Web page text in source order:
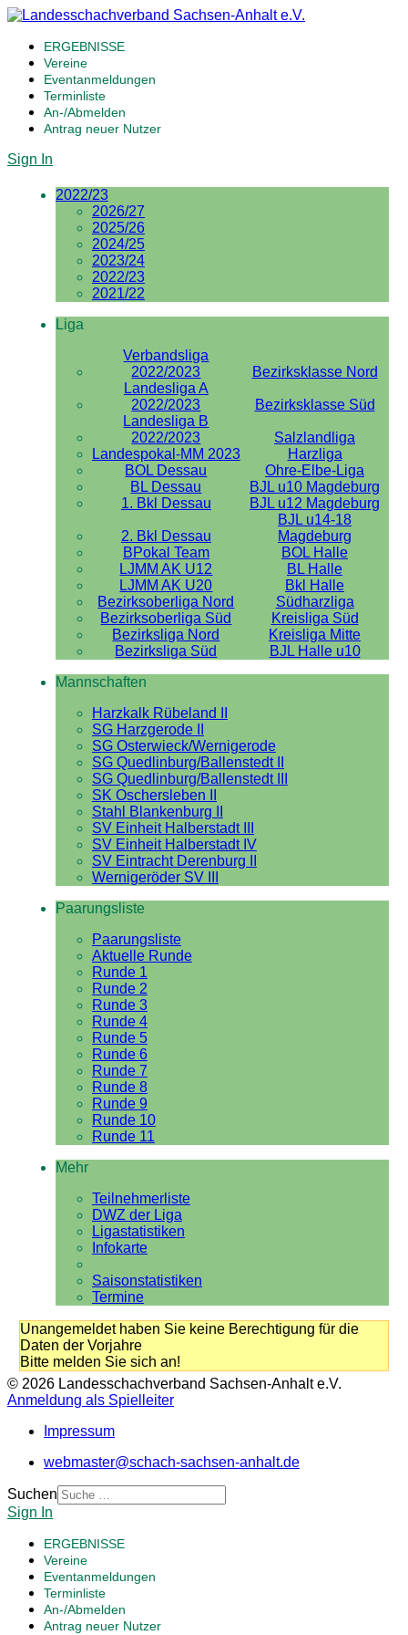
ERGEBNISSE
Vereine
Eventanmeldungen
Terminliste
An-/Abmelden
Antrag neuer Nutzer
Sign In
2022/23
2026/27
2025/26
2024/25
2023/24
2022/23
2021/22
Liga
Verbandsliga
2022/2023
Bezirksklasse Nord
Landesliga A
2022/2023
Bezirksklasse Süd
Landesliga B
2022/2023
Salzlandliga
Landespokal-MM 2023
Harzliga
BOL Dessau
Ohre-Elbe-Liga
BL Dessau
BJL u10 Magdeburg
1. Bkl Dessau
BJL u12 Magdeburg
2. Bkl Dessau
BJL u14-18
Magdeburg
BPokal Team
BOL Halle
LJMM AK U12
BL Halle
LJMM AK U20
Bkl Halle
Bezirksoberliga Nord
Südharzliga
Bezirksoberliga Süd
Kreisliga Süd
Bezirksliga Nord
Kreisliga Mitte
Bezirksliga Süd
BJL Halle u10
Mannschaften
Harzkalk Rübeland II
SG Harzgerode II
SG Osterwieck/Wernigerode
SG Quedlinburg/Ballenstedt II
SG Quedlinburg/Ballenstedt III
SK Oschersleben II
Stahl Blankenburg II
SV Einheit Halberstadt III
SV Einheit Halberstadt IV
SV Eintracht Derenburg II
Wernigeröder SV III
Paarungsliste
Paarungsliste
Aktuelle Runde
Runde 1
Runde 2
Runde 3
Runde 4
Runde 5
Runde 6
Runde 7
Runde 8
Runde 9
Runde 10
Runde 11
Mehr
Teilnehmerliste
DWZ der Liga
Ligastatistiken
Infokarte
Saisonstatistiken
Termine
Unangemeldet haben Sie keine Berechtigung für die
Daten der Vorjahre
Bitte melden Sie sich an!
© 2026 Landesschachverband Sachsen-Anhalt e.V.
Anmeldung als Spielleiter
Impressum
webmaster@schach-sachsen-anhalt.de
Suchen
Sign In
ERGEBNISSE
Vereine
Eventanmeldungen
Terminliste
An-/Abmelden
Antrag neuer Nutzer